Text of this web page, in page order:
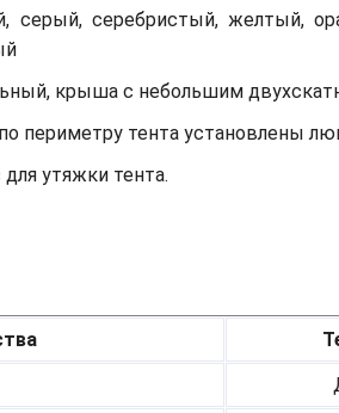
серый, серебристый, желтый,
крыша с небольшим
периметру тента установлены
утяжки тента.